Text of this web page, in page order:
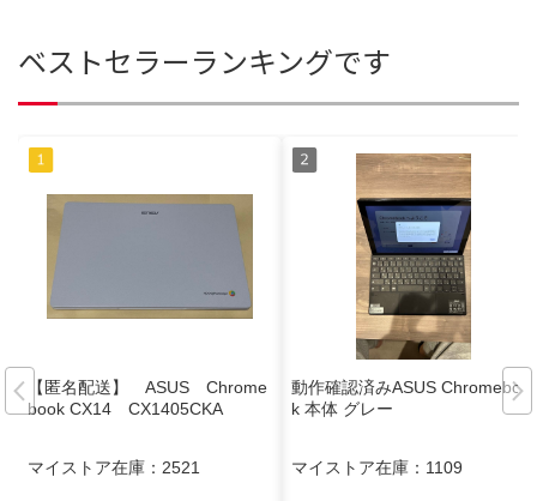
ベストセラーランキングです
【匿名配送】 ASUS Chrome
book CX14 CX1405CKA
マイストア在庫： 2521
動作確認済みASUS Chromeboo
k 本体 グレー
マイストア在庫： 1109